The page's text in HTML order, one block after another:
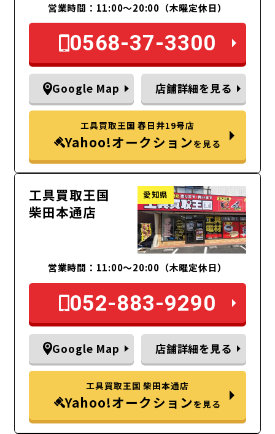
営業時間：11:00～20:00（木曜定休日）
0568-37-3300
Google Map 店舗詳細を見る
工具買取王国 春日井19号店
Yahoo!オークションを見る
工具買取王国
柴田本通店
愛知県
営業時間：11:00～20:00（木曜定休日）
052-883-9290
Google Map 店舗詳細を見る
工具買取王国 柴田本通店
Yahoo!オークションを見る